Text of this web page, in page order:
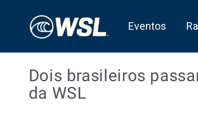
Eventos
Dois brasileiros
da WSL